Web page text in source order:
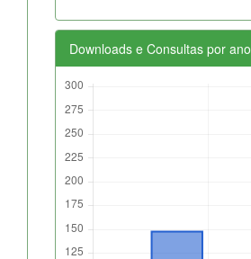
Downloads e Consultas por ano